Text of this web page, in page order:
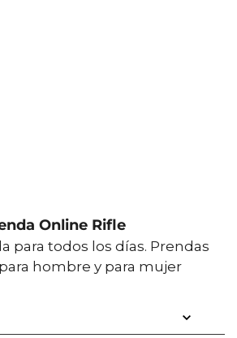
Online Rifle
para todos los días. Prendas
hombre y para mujer